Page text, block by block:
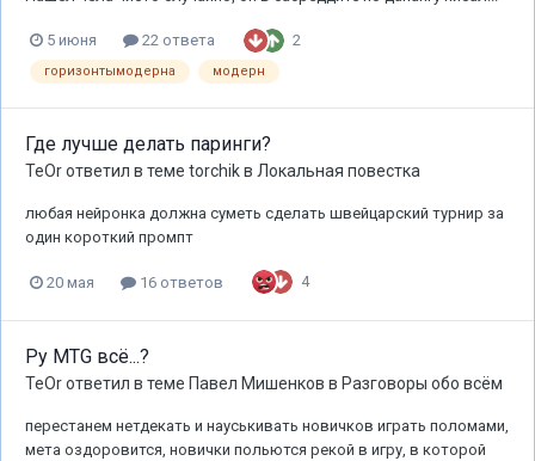
5 июня 22 ответа 2
горизонтымодерна модерн
Где лучше делать паринги?
TeOrответил в теме torchikв Локальная повестка
любая нейронка должна суметь сделать швейцарский турнир за
один короткий промпт
20 мая 16 ответов 4
Ру MTG всё...?
TeOrответил в теме Павел Мишенков в Разговоры обо всём
перестанем нетдекать и науськивать новичков играть поломами,
мета оздоровится, новички польются рекой в игру, в которой